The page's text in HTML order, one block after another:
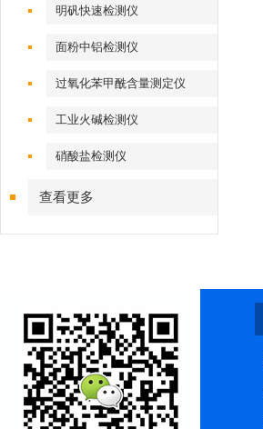
明矾快速检测仪
面粉中铝检测仪
过氧化苯甲酰含量测定仪
工业火碱检测仪
硝酸盐检测仪
查看更多